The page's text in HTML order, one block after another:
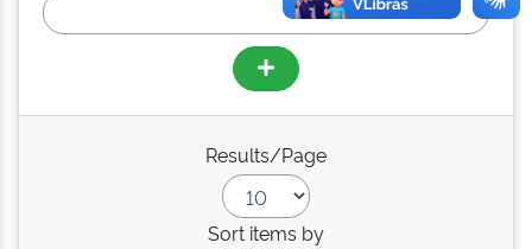
Results/Page
Sort items by